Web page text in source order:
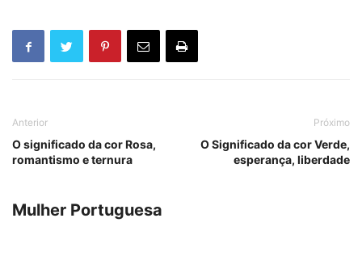
Anterior
O significado da cor Rosa,
romantismo e ternura
Próximo
O Significado da cor Verde,
esperança, liberdade
Mulher Portuguesa